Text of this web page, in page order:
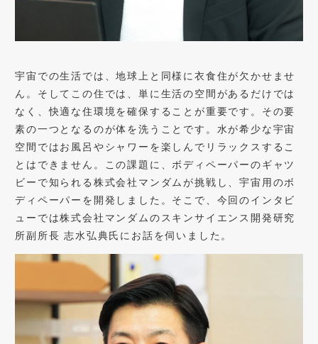
宇宙での生活では、地球上と同様に衣食住が欠かせませ
ん。そしてこの住では、単に生活の空間があるだけでは
なく、快適な住環境を確保することが重要です。その要
素の一つとなるのが体を洗うことです。水が希少な宇宙
空間ではお風呂やシャワーを楽しんでリラックスするこ
とはできません。この課題に、ボディペーパーのギャツ
ビーで知られる株式会社マンダムが挑戦し、宇宙用のボ
ディペーパーを開発しました。そこで、今回のインタビ
ューでは株式会社マンダムのスキンサイエンス開発研究
所副所長 志水弘典氏にお話を伺いました。